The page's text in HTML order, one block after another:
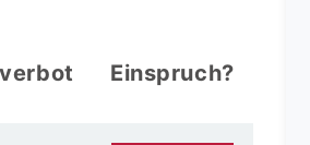
Einspruch?